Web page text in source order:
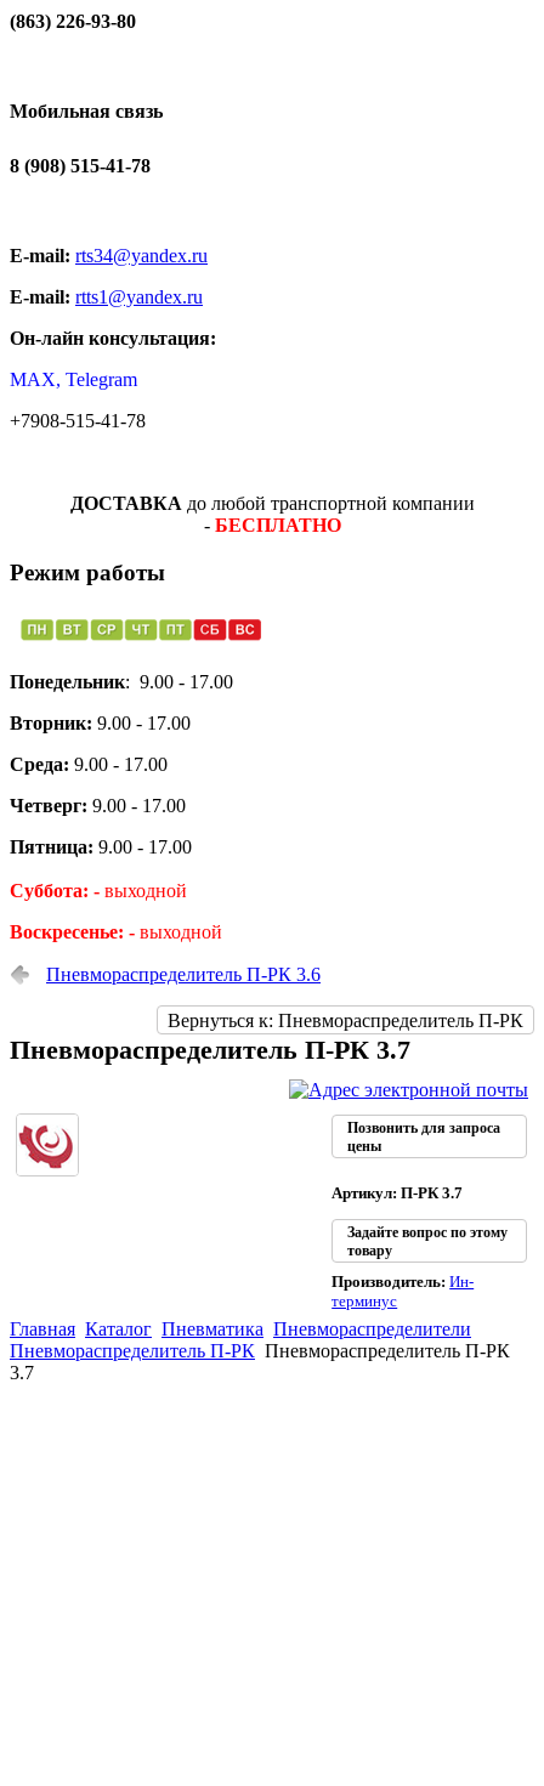
(863) 226-93-80
Мобильная связь
8 (908) 515-41-78
E-mail: rts34@yandex.ru
E-mail: rtts1@yandex.ru
Он-лайн консультация:
MAX, Telegram
+7908-515-41-78
ДОСТАВКА до любой транспортной компании
- БЕСПЛАТНО
Режим работы
Понедельник: 9.00 - 17.00
Вторник: 9.00 - 17.00
Среда: 9.00 - 17.00
Четверг: 9.00 - 17.00
Пятница: 9.00 - 17.00
Суббота: - выходной
Воскресенье: - выходной
Пневмораспределитель П-РК 3.6
Вернуться к: Пневмораспределитель П-РК
Пневмораспределитель П-РК 3.7
Позвонить для запроса
цены
Артикул: П-РК 3.7
Задайте вопрос по этому
товару
Производитель:Ин-
терминус
Главная Каталог Пневматика Пневмораспределители
Пневмораспределитель П-РК Пневмораспределитель П-РК
3.7